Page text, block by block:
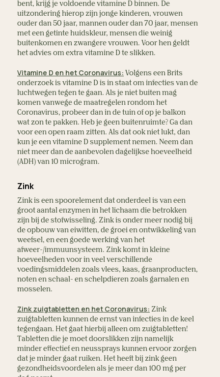
bent, krijg je voldoende vitamine D binnen. De
uitzondering hierop zijn jonge kinderen, vrouwen
ouder dan 50 jaar, mannen ouder dan 70 jaar, mensen
met een getinte huidskleur, mensen die weinig
buitenkomen en zwangere vrouwen. Voor hen geldt
het advies om extra vitamine D te slikken.
Vitamine D en het Coronavirus: Volgens een Brits
onderzoek is vitamine D is in staat om infecties van de
luchtwegen tegen te gaan. Als je niet buiten mag
komen vanwege de maatregelen rondom het
Coronavirus, probeer dan in de tuin of op je balkon
wat zon te pakken. Heb je geen buitenruimte? Ga dan
voor een open raam zitten. Als dat ook niet lukt, dan
kun je een vitamine D supplement nemen. Neem dan
niet meer dan de aanbevolen dagelijkse hoeveelheid
(ADH) van 10 microgram.
Zink
Zink is een spoorelement dat onderdeel is van een
groot aantal enzymen in het lichaam die betrokken
zijn bij de stofwisseling. Zink is onder meer nodig bij
de opbouw van eiwitten, de groei en ontwikkeling van
weefsel, en een goede werking van het
afweer-/immuunsysteem. Zink komt in kleine
hoeveelheden voor in veel verschillende
voedingsmiddelen zoals vlees, kaas, graanproducten,
noten en schaal- en schelpdieren zoals garnalen en
mosselen.
Zink zuigtabletten en het Coronavirus: Zink
zuigtabletten kunnen de ernst van infecties in de keel
tegengaan. Het gaat hierbij alleen om zuigtabletten!
Tabletten die je moet doorslikken zijn namelijk
minder effectief en neussprays kunnen ervoor zorgen
dat je minder gaat ruiken. Het heeft bij zink geen
gezondheidsvoordelen als je meer dan 100 mg per